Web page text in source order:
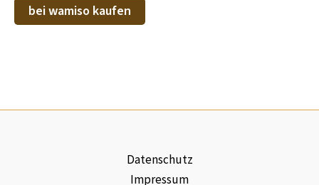
bei wamiso kaufen
Datenschutz
Impressum